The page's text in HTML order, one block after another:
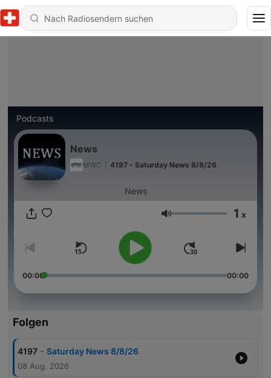
Podcasts
News
MWC 4197 - Saturday News 8/8/26
News
Lautstärke 1 x
00:00 00:00
Folgen
4197 - Saturday News 8/8/26
08 Aug. 2026